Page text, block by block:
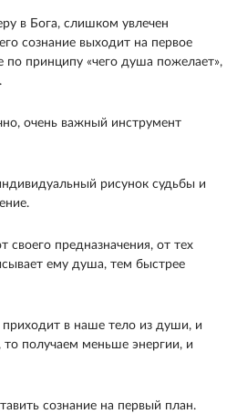
в Бога, слишком увлечен
сознание выходит на первое
по принципу «чего душа пожелает»,
очень важный инструмент
рисунок судьбы и
предназначения, от тех
ему душа, тем быстрее
приходит в наше тело из души, и
получаем меньше энергии, и
сознание на первый план.